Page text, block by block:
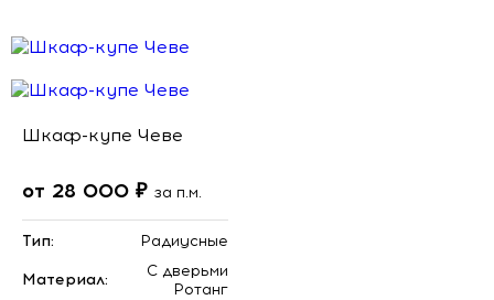
Шкаф-купе Чеве
от 28 000 ₽ за п.м.
Тип: Радиусные
Материал:
C дверьми
Ротанг